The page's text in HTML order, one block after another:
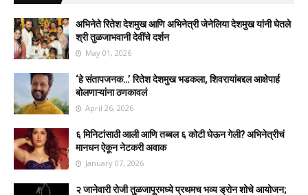
अभिनेते रितेश देशमुख आणि अभिनेत्री जेनेलिया देशमुख यांनी घेतले
श्री तुळजाभवानी देवींचे दर्शन
May 01, 2026
‘हे संतापजनक…’ रितेश देशमुख भडकला, शिवरायांबद्दल आक्षेपार्ह
बोलणाऱ्यांना ठणकावलं
April 26, 2026
६ मिनिटांसाठी आली आणि तब्बल ६ कोटी घेऊन गेली? अभिनेत्रीचं
मानधन ऐकून नेटकरी अवाक
January 07, 2026
२ जानेवारी रोजी तुळजापूरमध्ये प्रथमच भव्य ड्रोन शोचे आयोजन;